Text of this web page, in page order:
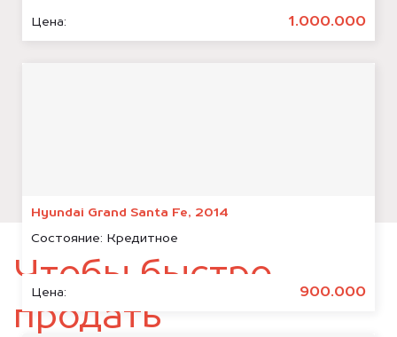
Цена: 1.000.000
Hyundai Grand Santa Fe, 2014
Состояние: Кредитное
Цена: 900.000
Чтобы быстро
продать